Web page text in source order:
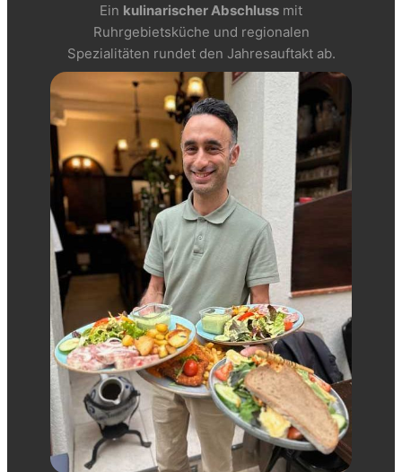
Ein kulinarischer Abschluss mit
Ruhrgebietsküche und regionalen
Spezialitäten rundet den Jahresauftakt ab.